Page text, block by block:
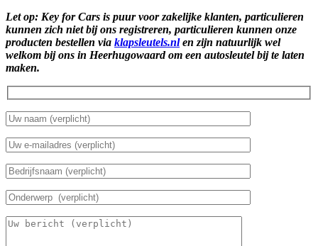
Let op: Key for Cars is puur voor zakelijke klanten, particulieren
kunnen zich niet bij ons registreren, particulieren kunnen onze
producten bestellen via klapsleutels.nlen zijn natuurlijk wel
welkom bij ons in Heerhugowaard om een autosleutel bij te laten
maken.